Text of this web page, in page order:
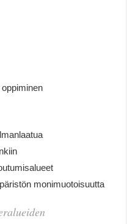
monimuotoisuutta